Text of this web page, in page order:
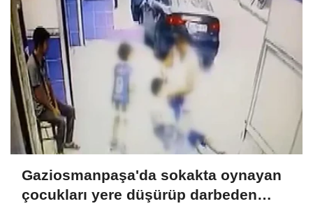
Gaziosmanpaşa'da sokakta oynayan
çocukları yere düşürüp darbeden